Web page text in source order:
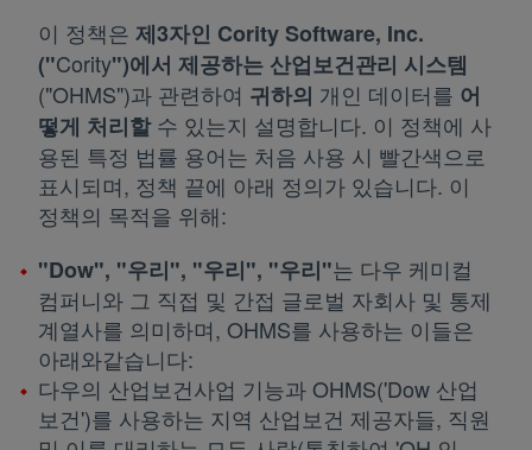
이 정책은 제3자인 Cority Software, Inc.
("Cority")에서 제공하는 산업보건관리 시스템
("OHMS")과 관련하여 귀하의 개인 데이터를 어
떻게 처리할수 있는지 설명합니다. 이 정책에 사
용된 특정 법률 용어는 처음 사용 시 빨간색으로
표시되며, 정책 끝에 아래 정의가 있습니다. 이
정책의 목적을 위해:
"Dow", "우리", "우리", "우리"는 다우 케미컬
컴퍼니와 그 직접 및 간접 글로벌 자회사 및 통제
계열사를 의미하며, OHMS를 사용하는 이들은
아래와같습니다:
다우의 산업보건사업 기능과 OHMS('Dow 산업
보건')를 사용하는 지역 산업보건 제공자들, 직원